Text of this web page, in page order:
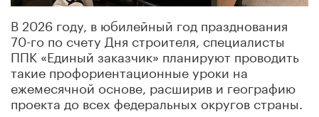
В 2026 году, в юбилейный год празднования
70-го по счету Дня строителя, специалисты
ППК «Единый заказчик» планируют проводить
такие профориентационные уроки на
ежемесячной основе, расширив и географию
проекта до всех федеральных округов страны.